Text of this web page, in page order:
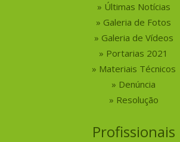
Últimas Notícias
Galeria de Fotos
Galeria de Vídeos
Portarias 2021
Materiais Técnicos
Denúncia
Resolução
Profissionais